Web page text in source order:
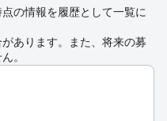
の情報を履歴として一覧に
あります。また、将来の募
。